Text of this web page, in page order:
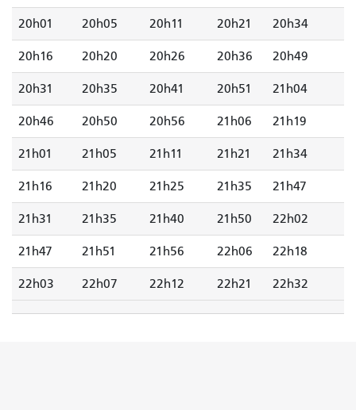
20h01 20h05 20h11 20h21 20h34
20h16 20h20 20h26 20h36 20h49
20h31 20h35 20h41 20h51 21h04
20h46 20h50 20h56 21h06 21h19
21h01 21h05 21h11 21h21 21h34
21h16 21h20 21h25 21h35 21h47
21h31 21h35 21h40 21h50 22h02
21h47 21h51 21h56 22h06 22h18
22h03 22h07 22h12 22h21 22h32